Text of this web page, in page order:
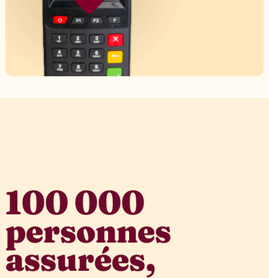
100 000
personnes
assurées,